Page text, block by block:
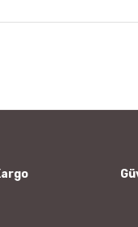
hatalar bulunuyor.